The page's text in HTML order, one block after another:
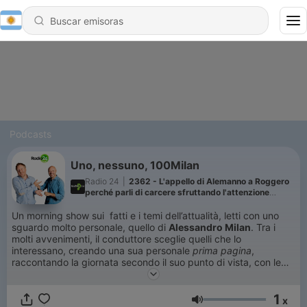
Podcasts
Uno, nessuno, 100Milan
Radio 24
2362 - L'appello di Alemanno a Roggero
perché parli di carcere sfruttando l'attenzione
Un morning show sui fatti e i temi dell’attualità, letti con uno
sguardo molto personale, quello di Alessandro Milan. Tra i
molti avvenimenti, il conduttore sceglie quelli che lo
interessano, creando una sua personale prima pagina,
raccontando la giornata secondo il suo punto di vista, con le
notizie e gli avvenimenti di maggior impatto sulla nostra vita
sguardo disincantato e ironico di
Leonardo Manera. A dare
1 x